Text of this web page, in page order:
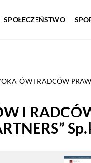
SPOŁECZEŃSTWO
I RADCÓW
I